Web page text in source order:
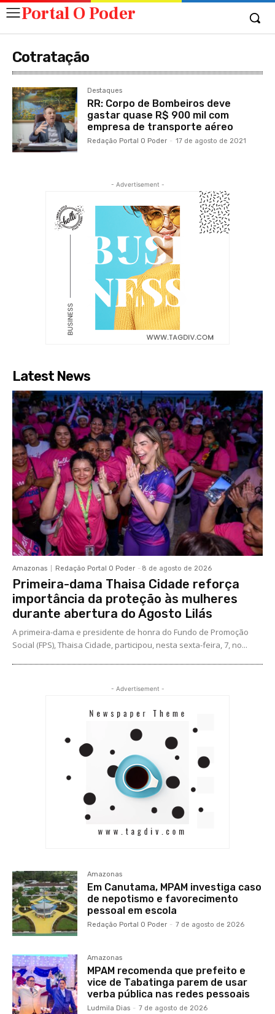
Portal O Poder
Cotratação
Destaques
RR: Corpo de Bombeiros deve
gastar quase R$ 900 mil com
empresa de transporte aéreo
Redação Portal O Poder - 17 de agosto de 2021
- Advertisement -
Latest News
Amazonas Redação Portal O Poder - 8 de agosto de 2026
Primeira-dama Thaisa Cidade reforça
importância da proteção às mulheres
durante abertura do Agosto Lilás
A primeira-dama e presidente de honra do Fundo de Promoção
Social (FPS), Thaisa Cidade, participou, nesta sexta-feira, 7, no...
- Advertisement -
Amazonas
Em Canutama, MPAM investiga caso
de nepotismo e favorecimento
pessoal em escola
Redação Portal O Poder - 7 de agosto de 2026
Amazonas
MPAM recomenda que prefeito e
vice de Tabatinga parem de usar
verba pública nas redes pessoais
Ludmila Dias - 7 de agosto de 2026